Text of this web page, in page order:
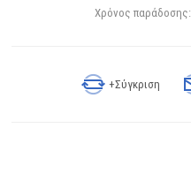
Χρόνος παράδοσης:
+Σύγκριση